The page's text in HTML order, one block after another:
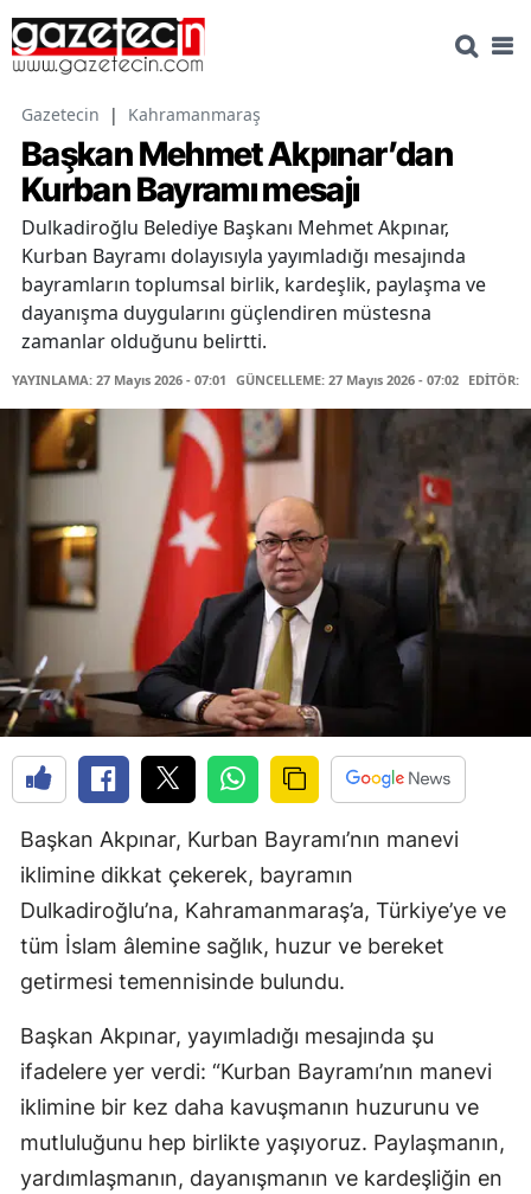
Gazetecin | Kahramanmaraş
Başkan Mehmet Akpınar’dan
Kurban Bayramı mesajı
Dulkadiroğlu Belediye Başkanı Mehmet Akpınar,
Kurban Bayramı dolayısıyla yayımladığı mesajında
bayramların toplumsal birlik, kardeşlik, paylaşma ve
dayanışma duygularını güçlendiren müstesna
zamanlar olduğunu belirtti.
YAYINLAMA: 27 Mayıs 2026 - 07:01 GÜNCELLEME: 27 Mayıs 2026 - 07:02 EDİTÖR:
Başkan Akpınar, Kurban Bayramı’nın manevi
iklimine dikkat çekerek, bayramın
Dulkadiroğlu’na, Kahramanmaraş’a, Türkiye’ye ve
tüm İslam âlemine sağlık, huzur ve bereket
getirmesi temennisinde bulundu.
Başkan Akpınar, yayımladığı mesajında şu
ifadelere yer verdi: “Kurban Bayramı’nın manevi
iklimine bir kez daha kavuşmanın huzurunu ve
mutluluğunu hep birlikte yaşıyoruz. Paylaşmanın,
yardımlaşmanın, dayanışmanın ve kardeşliğin en